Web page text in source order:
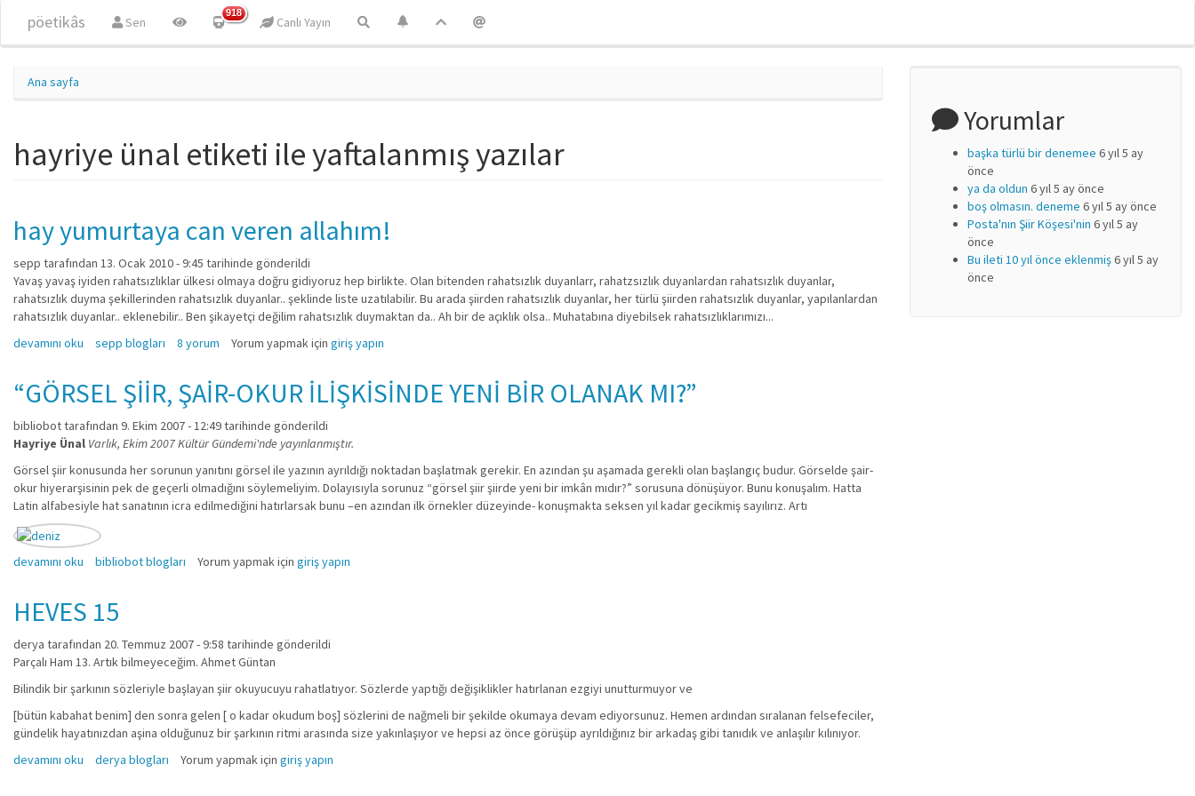
pöetikâs Sen
918
Canlı Yayın
Ana sayfa
hayriye ünal etiketi ile yaftalanmış yazılar
hay yumurtaya can veren allahım!
sepp tarafından 13. Ocak 2010 - 9:45 tarihinde gönderildi
Yavaş yavaş iyiden rahatsızlıklar ülkesi olmaya doğru gidiyoruz hep birlikte. Olan bitenden rahatsızlık duyanlarr, rahatzsızlık duyanlardan rahatsızlık duyanlar,
rahatsızlık duyma şekillerinden rahatsızlık duyanlar.. şeklinde liste uzatılabilir. Bu arada şiirden rahatsızlık duyanlar, her türlü şiirden rahatsızlık duyanlar, yapılanlardan
rahatsızlık duyanlar.. eklenebilir.. Ben şikayetçi değilim rahatsızlık duymaktan da.. Ah bir de açıklık olsa.. Muhatabına diyebilsek rahatsızlıklarımızı...
hay yumurtaya can veren allahım! hakkında
devamını oku sepp blogları 8 yorum Yorum yapmak için giriş yapın
“GÖRSEL ŞİİR, ŞAİR-OKUR İLİŞKİSİNDE YENİ BİR OLANAK MI?”
bibliobottarafından 9. Ekim 2007 - 12:49 tarihinde gönderildi
Hayriye Ünal Varlık, Ekim 2007 Kültür Gündemi'nde yayınlanmıştır.
Görsel şiir konusunda her sorunun yanıtını görsel ile yazının ayrıldığı noktadan başlatmak gerekir. En azından şu aşamada gerekli olan başlangıç budur. Görselde şair-
okur hiyerarşisinin pek de geçerli olmadığını söylemeliyim. Dolayısıyla sorunuz “görsel şiir şiirde yeni bir imkân mıdır?” sorusuna dönüşüyor. Bunu konuşalım. Hatta
Latin alfabesiyle hat sanatının icra edilmediğini hatırlarsak bunu –en azından ilk örnekler düzeyinde- konuşmakta seksen yıl kadar gecikmiş sayılırız. Artı
“GÖRSEL ŞİİR, ŞAİR-OKUR İLİŞKİSİNDE YENİ BİR OLANAK MI?” hakkında
devamını oku bibliobot blogları Yorum yapmak için giriş yapın
HEVES 15
derya tarafından 20. Temmuz 2007 - 9:58 tarihinde gönderildi
Parçalı Ham 13. Artık bilmeyeceğim. Ahmet Güntan
Bilindik bir şarkının sözleriyle başlayan şiir okuyucuyu rahatlatıyor. Sözlerde yaptığı değişiklikler hatırlanan ezgiyi unutturmuyor ve
[bütün kabahat benim] den sonra gelen [ o kadar okudum boş] sözlerini de nağmeli bir şekilde okumaya devam ediyorsunuz. Hemen ardından sıralanan felsefeciler,
gündelik hayatınızdan aşina olduğunuz bir şarkının ritmi arasında size yakınlaşıyor ve hepsi az önce görüşüp ayrıldığınız bir arkadaş gibi tanıdık ve anlaşılır kılınıyor.
HEVES 15 hakkında
devamını oku derya blogları Yorum yapmak için giriş yapın
Yorumlar
başka türlü bir denemee 6 yıl 5 ay
önce
ya da oldun 6 yıl 5 ay önce
boş olmasın. deneme 6 yıl 5 ay önce
Posta'nın Şiir Köşesi'nin 6 yıl 5 ay
önce
Bu ileti 10 yıl önce eklenmiş6 yıl 5 ay
önce